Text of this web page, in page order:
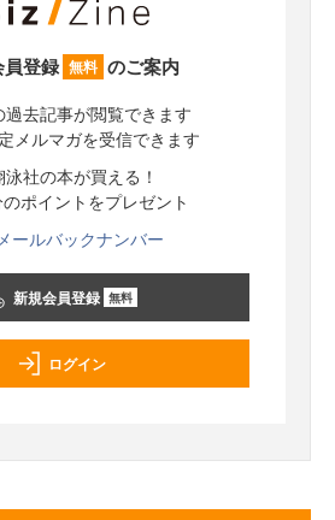
登録 無料 のご案内
過去記事が閲覧できます
メルマガを受信できます
泳社の本が買える！
ポイントをプレゼント
ールバックナンバー
新規会員登録 無料
ログイン